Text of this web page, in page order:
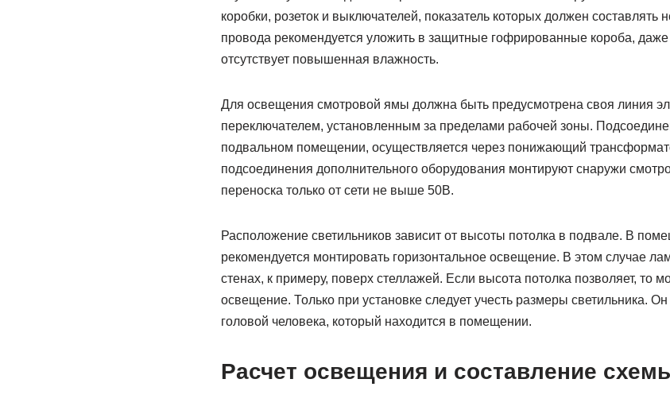
коробки, розеток и выключателей, показатель которых должен составлять
провода рекомендуется уложить в защитные гофрированные короба,
отсутствует повышенная влажность.
Для освещения смотровой ямы должна быть предусмотрена своя линия
переключателем, установленным за пределами рабочей зоны.
подвальном помещении, осуществляется через понижающий
подсоединения дополнительного оборудования монтируют снаружи
переноска только от сети не выше 50В.
Расположение светильников зависит от высоты потолка в подвале. В
рекомендуется монтировать горизонтальное освещение. В этом случае
стенах, к примеру, поверх стеллажей. Если высота потолка позволяет, то
освещение. Только при установке следует учесть размеры светильника.
головой человека, который находится в помещении.
Расчет освещения и составление